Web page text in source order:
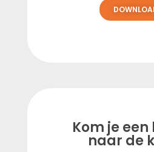
Kom je
naar de